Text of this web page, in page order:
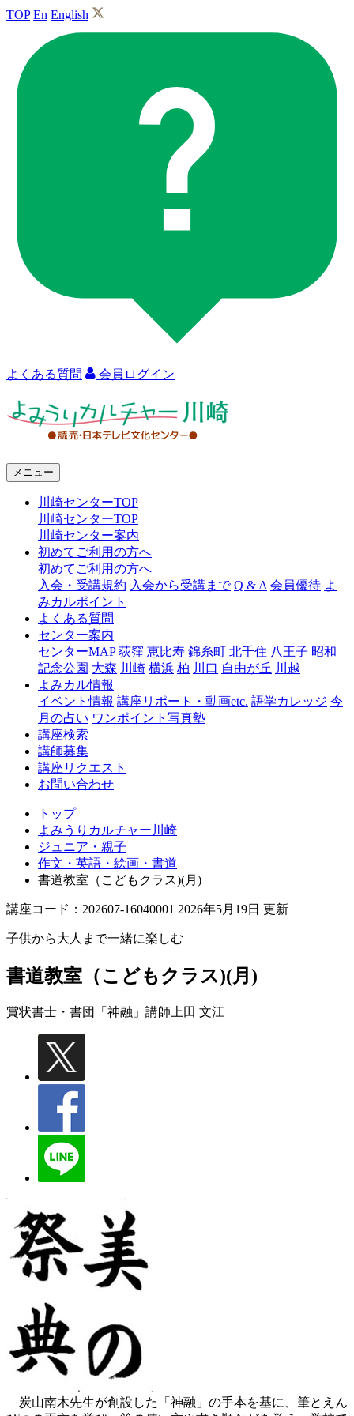
TOP En English
よくある質問 会員ログイン
ャ
崎
メニュー
川崎センターTOP
川崎センターTOP
川崎センター案内
初めてご利用の方へ
初めてご利用の方へ
入会・受講規約 入会から受講まで Q & A 会員優待 よ
みカルポイント
よくある質問
センター案内
センターMAP 荻窪 恵比寿 錦糸町 北千住 八王子 昭和
記念公園 大森 川崎 横浜 柏 川口 自由が丘 川越
よみカル情報
イベント情報 講座リポート・動画etc. 語学カレッジ 今
月の占い ワンポイント写真塾
講座検索
講師募集
講座リクエスト
お問い合わせ
トップ
よみうりカルチャー川崎
ジュニア・親子
作文・英語・絵画・書道
書道教室（こどもクラス)(月)
講座コード：202607-16040001 2026年5月19日 更新
子供から大人まで一緒に楽しむ
書道教室（こどもクラス)(月)
賞状書士・書団「神融」講師 上田 文江
炭山南木先生が創設した「神融」の手本を基に、筆とえん